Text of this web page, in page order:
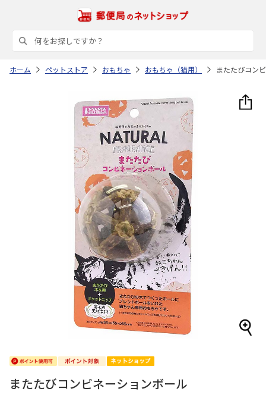
ホーム ペットストア おもちゃ おもちゃ（猫用） またたびコン
またたびコンビネーションボール